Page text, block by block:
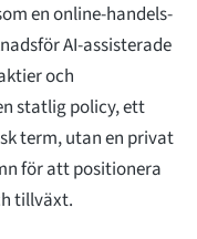
en online-handels-
AI-assisterade
och
statlig policy, ett
term, utan en privat
för att positionera
tillväxt.